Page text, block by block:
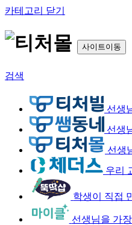
카테고리 닫기
사이트이동
검색
선생
선생
선생
우리
학생이 직접
선생님을 가